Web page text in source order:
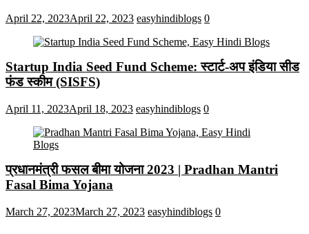
April 22, 2023April 22, 2023 easyhindiblogs 0
Startup India Seed Fund Scheme: स्टार्ट-अप इंडिया सीड
फंड स्कीम (SISFS)
April 11, 2023April 18, 2023 easyhindiblogs 0
प्रधानमंत्री फसल बीमा योजना 2023 | Pradhan Mantri
Fasal Bima Yojana
March 27, 2023March 27, 2023 easyhindiblogs 0